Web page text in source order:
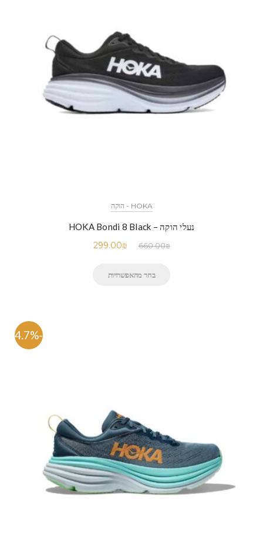
HOKA - הוקה
נעלי הוקה – HOKA Bondi 8 Black
660.00₪
299.00₪
בחר מהאפשרויות
-54.7%